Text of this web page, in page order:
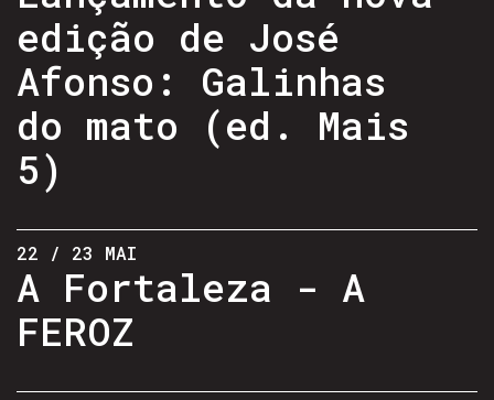
edição de José
Afonso: Galinhas
do mato (ed. Mais
5)
22 / 23 MAI
A Fortaleza - A
FEROZ